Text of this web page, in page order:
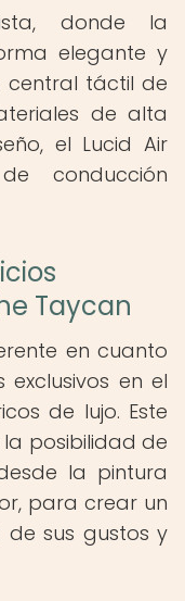
donde la
elegante y
central táctil de
de alta
el Lucid Air
conducción
Taycan
en cuanto
exclusivos en el
de lujo. Este
posibilidad de
la pintura
para crear un
sus gustos y